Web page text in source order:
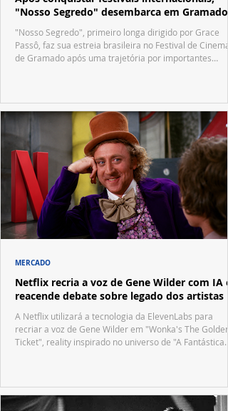
"Nosso Segredo" desembarca em Gramado
"Nosso Segredo", primeiro longa dirigido por Grace
Passô, faz sua estreia brasileira no Festival de Cinema
de Gramado após uma trajetória por importantes
Netflix recria a voz de Gene Wilder com IA e
reacende debate sobre legado dos artistas
A Netflix utilizará a tecnologia da ElevenLabs para
recriar a voz de Gene Wilder em "Wonka's The Golden
Ticket", reality inspirado no universo de "A Fantástica
MERCADO